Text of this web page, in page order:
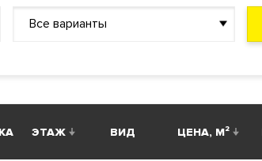
купить квартиры или пентхаусы с
Все варианты
ЭТАЖ ВИД ЦЕНА, М²